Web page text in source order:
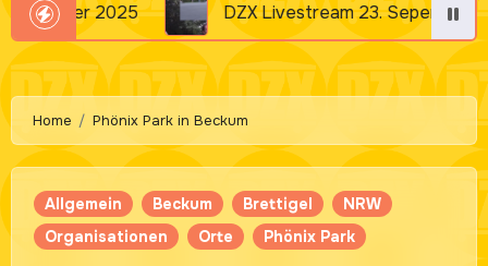
23. Sepember 2025 Wir waren da:
Home Phönix Park in Beckum
Allgemein Beckum Brettigel
NRW
Organisationen
Orte Phönix Park